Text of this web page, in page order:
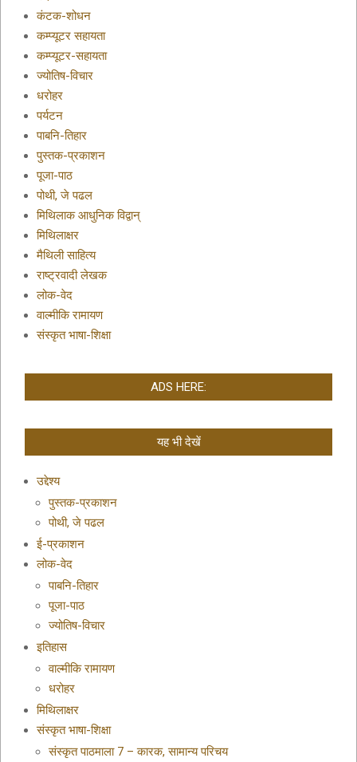
कंटक-शोधन
कम्प्यूटर सहायता
कम्प्यूटर-सहायता
ज्योतिष-विचार
धरोहर
पर्यटन
पाबनि-तिहार
पुस्तक-प्रकाशन
पूजा-पाठ
पोथी, जे पढल
मिथिलाक आधुनिक विद्वान्
मिथिलाक्षर
मैथिली साहित्य
राष्ट्रवादी लेखक
लोक-वेद
वाल्मीकि रामायण
संस्कृत भाषा-शिक्षा
ADS HERE:
यह भी देखें
उद्देश्य
पुस्तक-प्रकाशन
पोथी, जे पढल
ई-प्रकाशन
लोक-वेद
पाबनि-तिहार
पूजा-पाठ
ज्योतिष-विचार
इतिहास
वाल्मीकि रामायण
धरोहर
मिथिलाक्षर
संस्कृत भाषा-शिक्षा
संस्कृत पाठमाला 7 – कारक, सामान्य परिचय